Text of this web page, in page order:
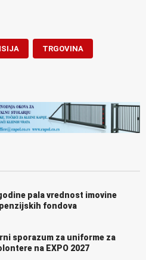
TRGOVINA
pala vrednost imovine
fondova
sporazum za uniforme za
na EXPO 2027